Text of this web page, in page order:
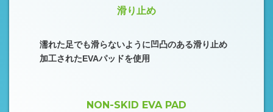
滑り止め
濡れた足でも滑らないように凹凸のある滑り止め
加工されたEVAパッドを使用
NON-SKID EVA PAD